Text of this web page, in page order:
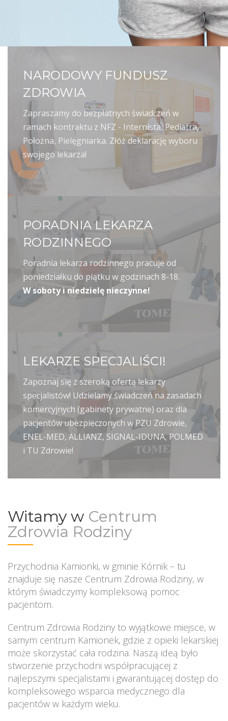
NARODOWY FUNDUSZ
ZDROWIA
Zapraszamy do bezpłatnych świadczeń w
ramach kontraktu z NFZ - Internista, Pediatra,
Położna, Pielęgniarka. Złóż deklarację wyboru
swojego lekarza!
PORADNIA LEKARZA
RODZINNEGO
Poradnia lekarza rodzinnego pracuje od
poniedziałku do piątku w godzinach 8-18.
W soboty i niedzielę nieczynne!
LEKARZE SPECJALIŚCI!
Zapoznaj się z szeroką ofertą lekarzy
specjalistów! Udzielamy świadczeń na zasadach
komercyjnych (gabinety prywatne) oraz dla
pacjentów ubezpieczonych w PZU Zdrowie,
ENEL-MED, ALLIANZ, SIGNAL-IDUNA, POLMED
i TU Zdrowie!
Witamy w Centrum
Zdrowia Rodziny
Przychodnia Kamionki, w gminie Kórnik – tu
znajduje się nasze Centrum Zdrowia Rodziny, w
którym świadczymy kompleksową pomoc
pacjentom.
Centrum Zdrowia Rodziny to wyjątkowe miejsce, w
samym centrum Kamionek, gdzie z opieki lekarskiej
może skorzystać cała rodzina. Naszą ideą było
stworzenie przychodni współpracującej z
najlepszymi specjalistami i gwarantującej dostęp do
kompleksowego wsparcia medycznego dla
pacjentów w każdym wieku.